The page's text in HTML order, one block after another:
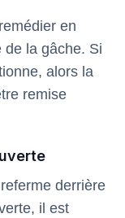
en
de la gâche. Si
alors la
remise
derrière
il est